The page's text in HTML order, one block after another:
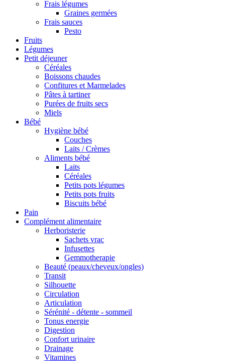
Frais légumes
Graines germées
Frais sauces
Pesto
Fruits
Légumes
Petit déjeuner
Céréales
Boissons chaudes
Confitures et Marmelades
Pâtes à tartiner
Purées de fruits secs
Miels
Bébé
Hygiène bébé
Couches
Laits / Crèmes
Aliments bébé
Laits
Céréales
Petits pots légumes
Petits pots fruits
Biscuits bébé
Pain
Complément alimentaire
Herboristerie
Sachets vrac
Infusettes
Gemmotherapie
Beauté (peaux/cheveux/ongles)
Transit
Silhouette
Circulation
Articulation
Sérénité - détente - sommeil
Tonus energie
Digestion
Confort urinaire
Drainage
Vitamines